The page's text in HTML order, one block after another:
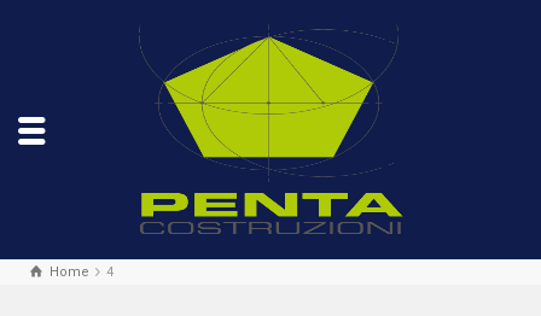
Home 4